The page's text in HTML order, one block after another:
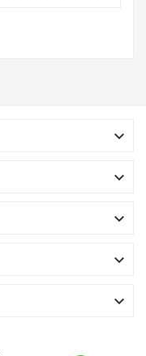




